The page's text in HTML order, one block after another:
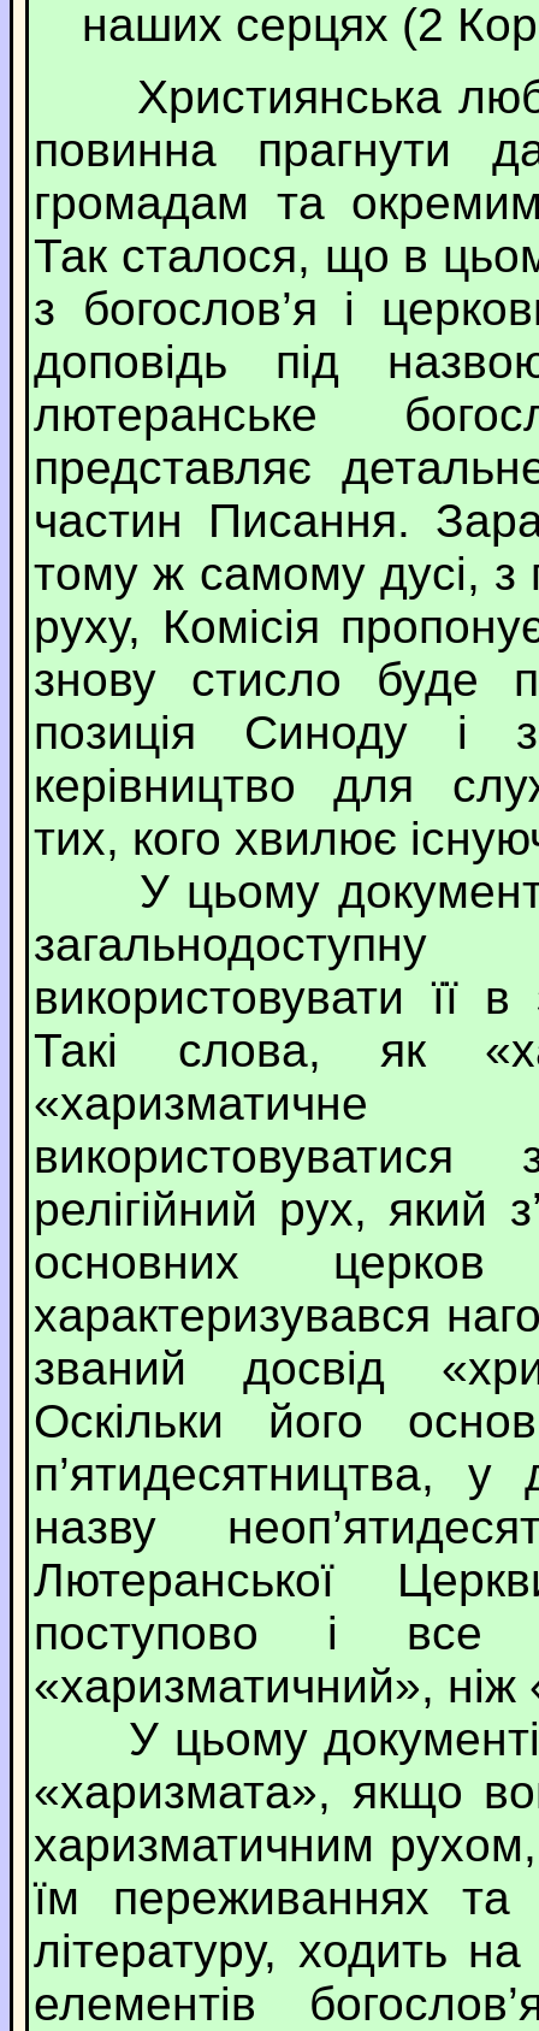
наших серцях (2
Християнська
повинна прагнути
громадам та
Так сталося, що в
з богослов’я і
доповідь під
лютеранське
представляє
частин Писання.
тому ж самому дусі, з
руху, Комісія
знову стисло буде
позиція Синоду і
керівництво для
тих, кого хвилює
У цьому документі
використовувати її
Такі слова, як
«харизматичне
релігійний рух, який
основних
характеризувався
званий досвід
Оскільки його
п’ятидесятництва,
назву
Лютеранської
поступово і все
«харизматичний», ніж
У цьому документі
«харизмата», якщо
харизматичним
їм переживаннях та
літературу, ходить
елементів